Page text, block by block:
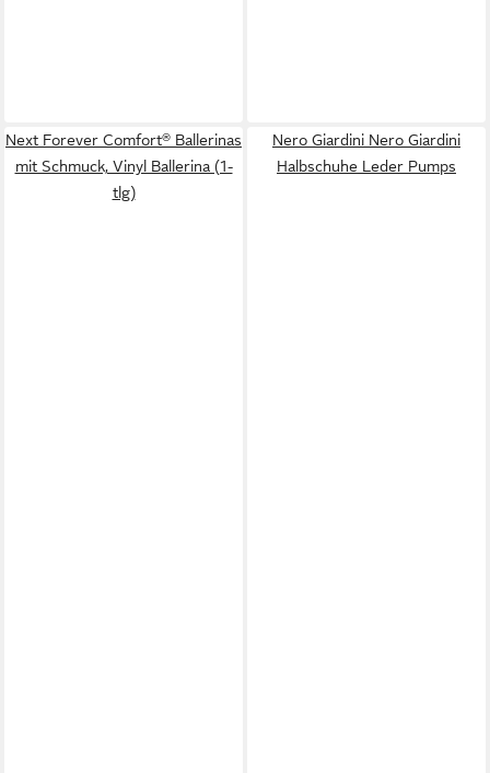
Next Forever Comfort® Ballerinas
mit Schmuck, Vinyl Ballerina (1-
tlg)
Nero Giardini Nero Giardini
Halbschuhe Leder Pumps